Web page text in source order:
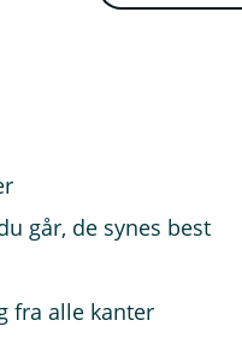
med
med før du krysser
går, de synes best
fra alle kanter